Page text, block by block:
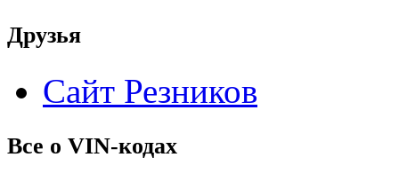
Друзья
Сайт Резников
Все о VIN-кодах